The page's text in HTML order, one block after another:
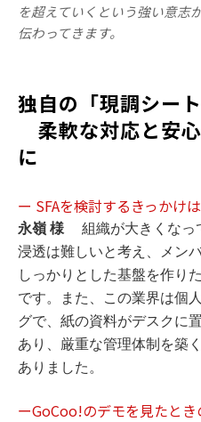
を超えていくという強い意志
伝わってきます。
独自の「現調シー
柔軟な対応と安
に
ー SFAを検討するきっかけ
永嶺 様 組織が大きくなっ
浸透は難しいと考え、メン
しっかりとした基盤を作り
です。また、この業界は個
グで、紙の資料がデスクに
あり、厳重な管理体制を築
ありました。
ーGoCoo!のデモを見たと